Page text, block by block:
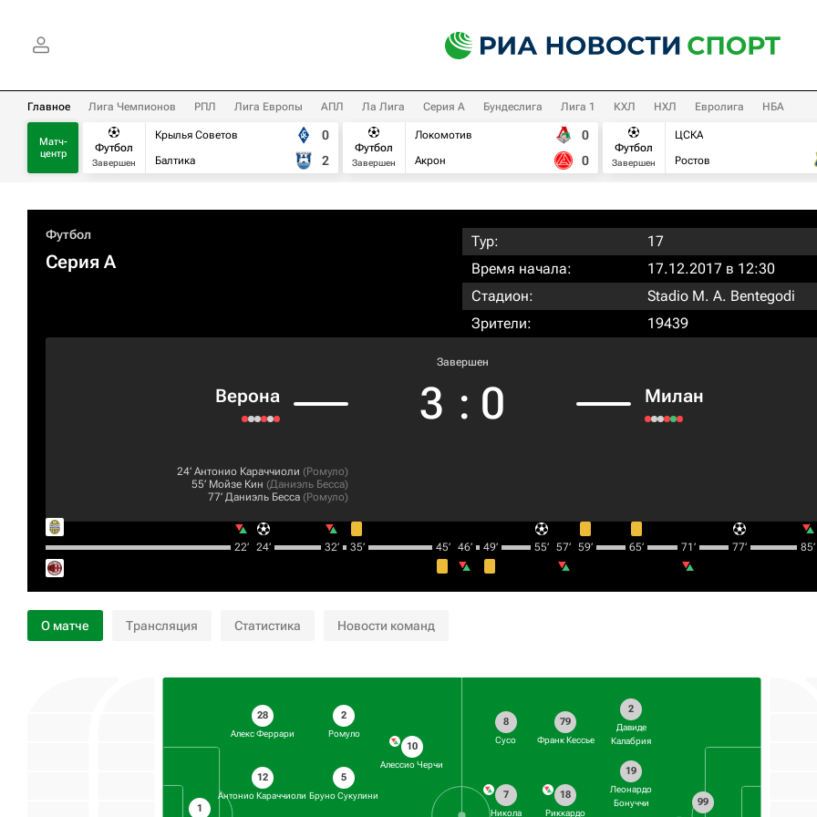
Главное Лига Чемпионов РПЛ Лига Европы АПЛ Ла Лига Серия А Бундеслига Лига 1 КХЛ НХЛ Евролига НБА
Матч-
центр
Футбол
Завершен
Крылья Советов
Балтика
0
2
Футбол
Завершен
Локомотив
Акрон
0
0
Футбол
Завершен
ЦСКА
Ростов
Футбол
Серия А
Тур:
17
Время начала:
17.12.2017 в 12:30
Стадион:
Stadio M. A. Bentegodi
Зрители:
19439
Верона
Завершен
3 : 0 Милан
24‎’‎ Антонио Караччиоли (Ромуло)
55‎’‎ Мойзе Кин (Даниэль Бесса)
77‎’‎ Даниэль Бесса (Ромуло)
22‎’‎ 24‎’‎ 32‎’‎ 35‎’‎ 45‎’‎ 46‎’‎ 49‎’‎ 55‎’‎ 57‎’‎ 59‎’‎ 65‎’‎ 71‎’‎ 77‎’‎ 85‎’‎
О матче Трансляция Статистика Новости команд
1
28
Алекс Феррари
12
Антонио Караччиоли
2
Ромуло
5
Бруно Сукулини
10
Алессио Черчи
99
2
Давиде
Калабрия
19
Леонардо
Бонуччи
79
Франк Кессье
18
Риккардо
8
Сусо
7
Никола